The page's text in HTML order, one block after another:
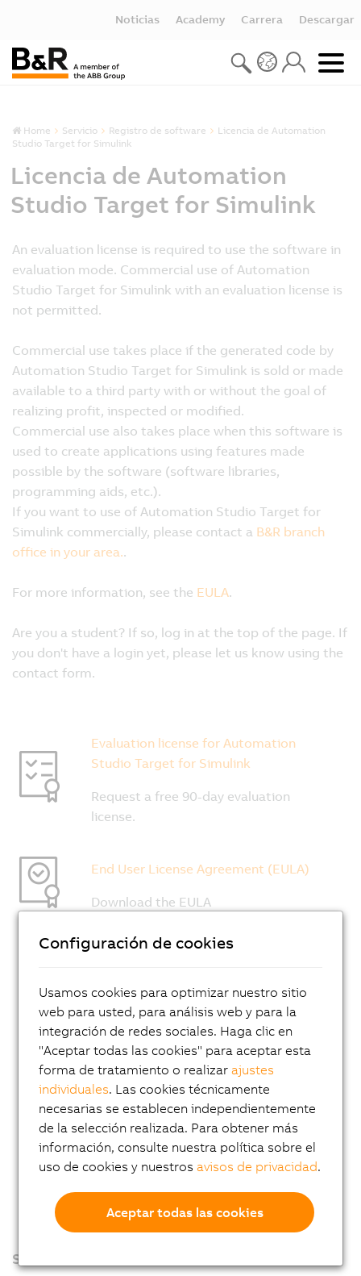
Noticias Academy Carrera Descargar
Home Servicio Registro de software
Licencia de Automation
Studio Target for Simulink
Licencia de Automation
Studio Target for Simulink
Servicio
Configuración de cookies
Usamos cookies para optimizar nuestro sitio
web para usted, para análisis web y para la
integración de redes sociales. Haga clic en
"Aceptar todas las cookies" para aceptar esta
forma de tratamiento o realizarajustes
individuales. Las cookies técnicamente
necesarias se establecen independientemente
de la selección realizada. Para obtener más
información, consulte nuestra política sobre el
uso de cookies y nuestrosavisos de privacidad.
Aceptar todas las cookies